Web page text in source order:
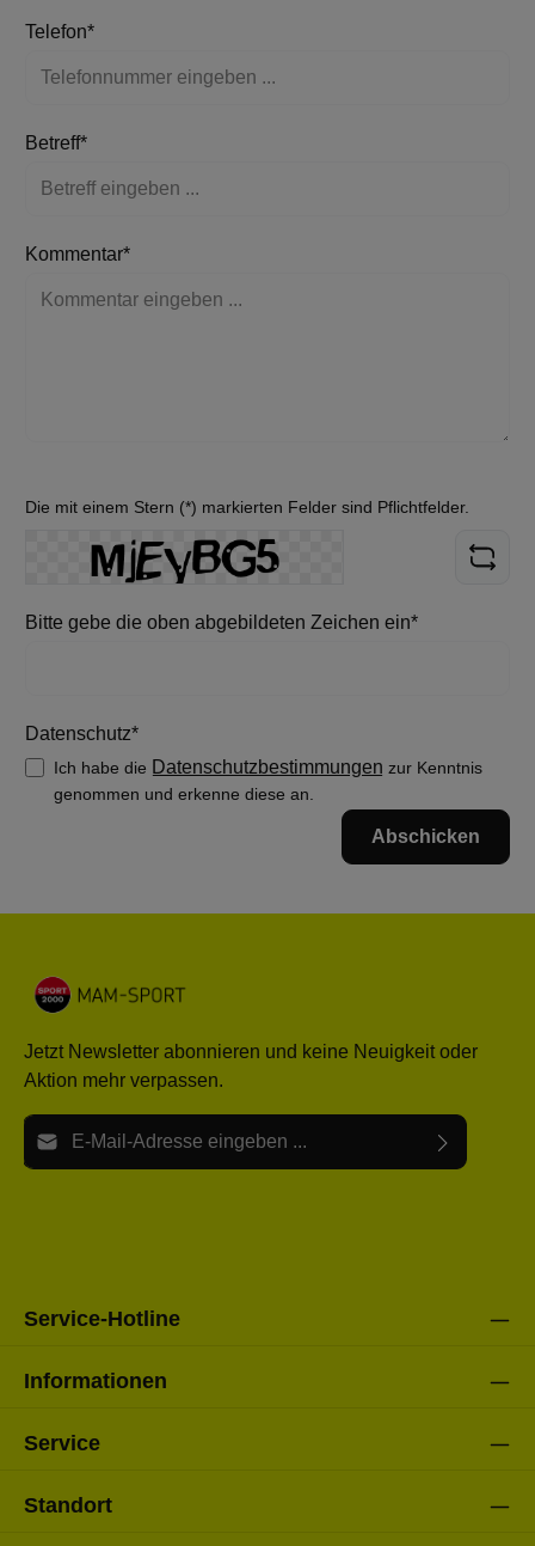
Telefon*
Betreff*
Kommentar*
Die mit einem Stern (*) markierten Felder sind Pflichtfelder.
Bitte gebe die oben abgebildeten Zeichen ein*
Datenschutz*
Ich habe die Datenschutzbestimmungen zur Kenntnis
genommen und erkenne diese an.
Abschicken
Jetzt Newsletter abonnieren und keine Neuigkeit oder
Aktion mehr verpassen.
E-Mail-Adresse*
Service-Hotline
Informationen
Service
Standort